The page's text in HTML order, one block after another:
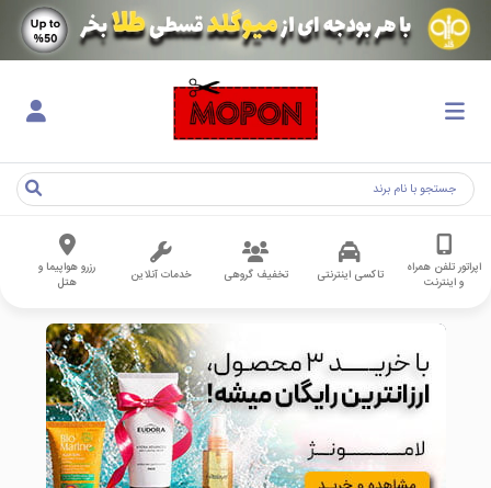
اپراتور تلفن همراه
و اینترنت
تاکسی اینترنتی تخفیف گروهی خدمات آنلاین
رزرو هواپیما و
هتل